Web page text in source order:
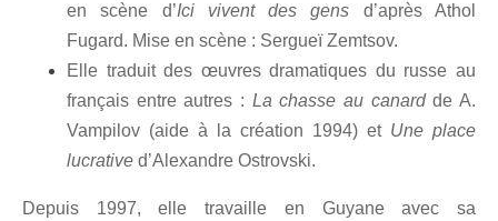
en scène d’Ici vivent des gens d’après Athol
Fugard. Mise en scène : Sergueï Zemtsov.
Elle traduit des œuvres dramatiques du russe au
français entre autres : La chasse au canardde A.
Vampilov (aide à la création 1994) et Une place
lucrative d’Alexandre Ostrovski.
Depuis 1997, elle travaille en Guyane avec sa